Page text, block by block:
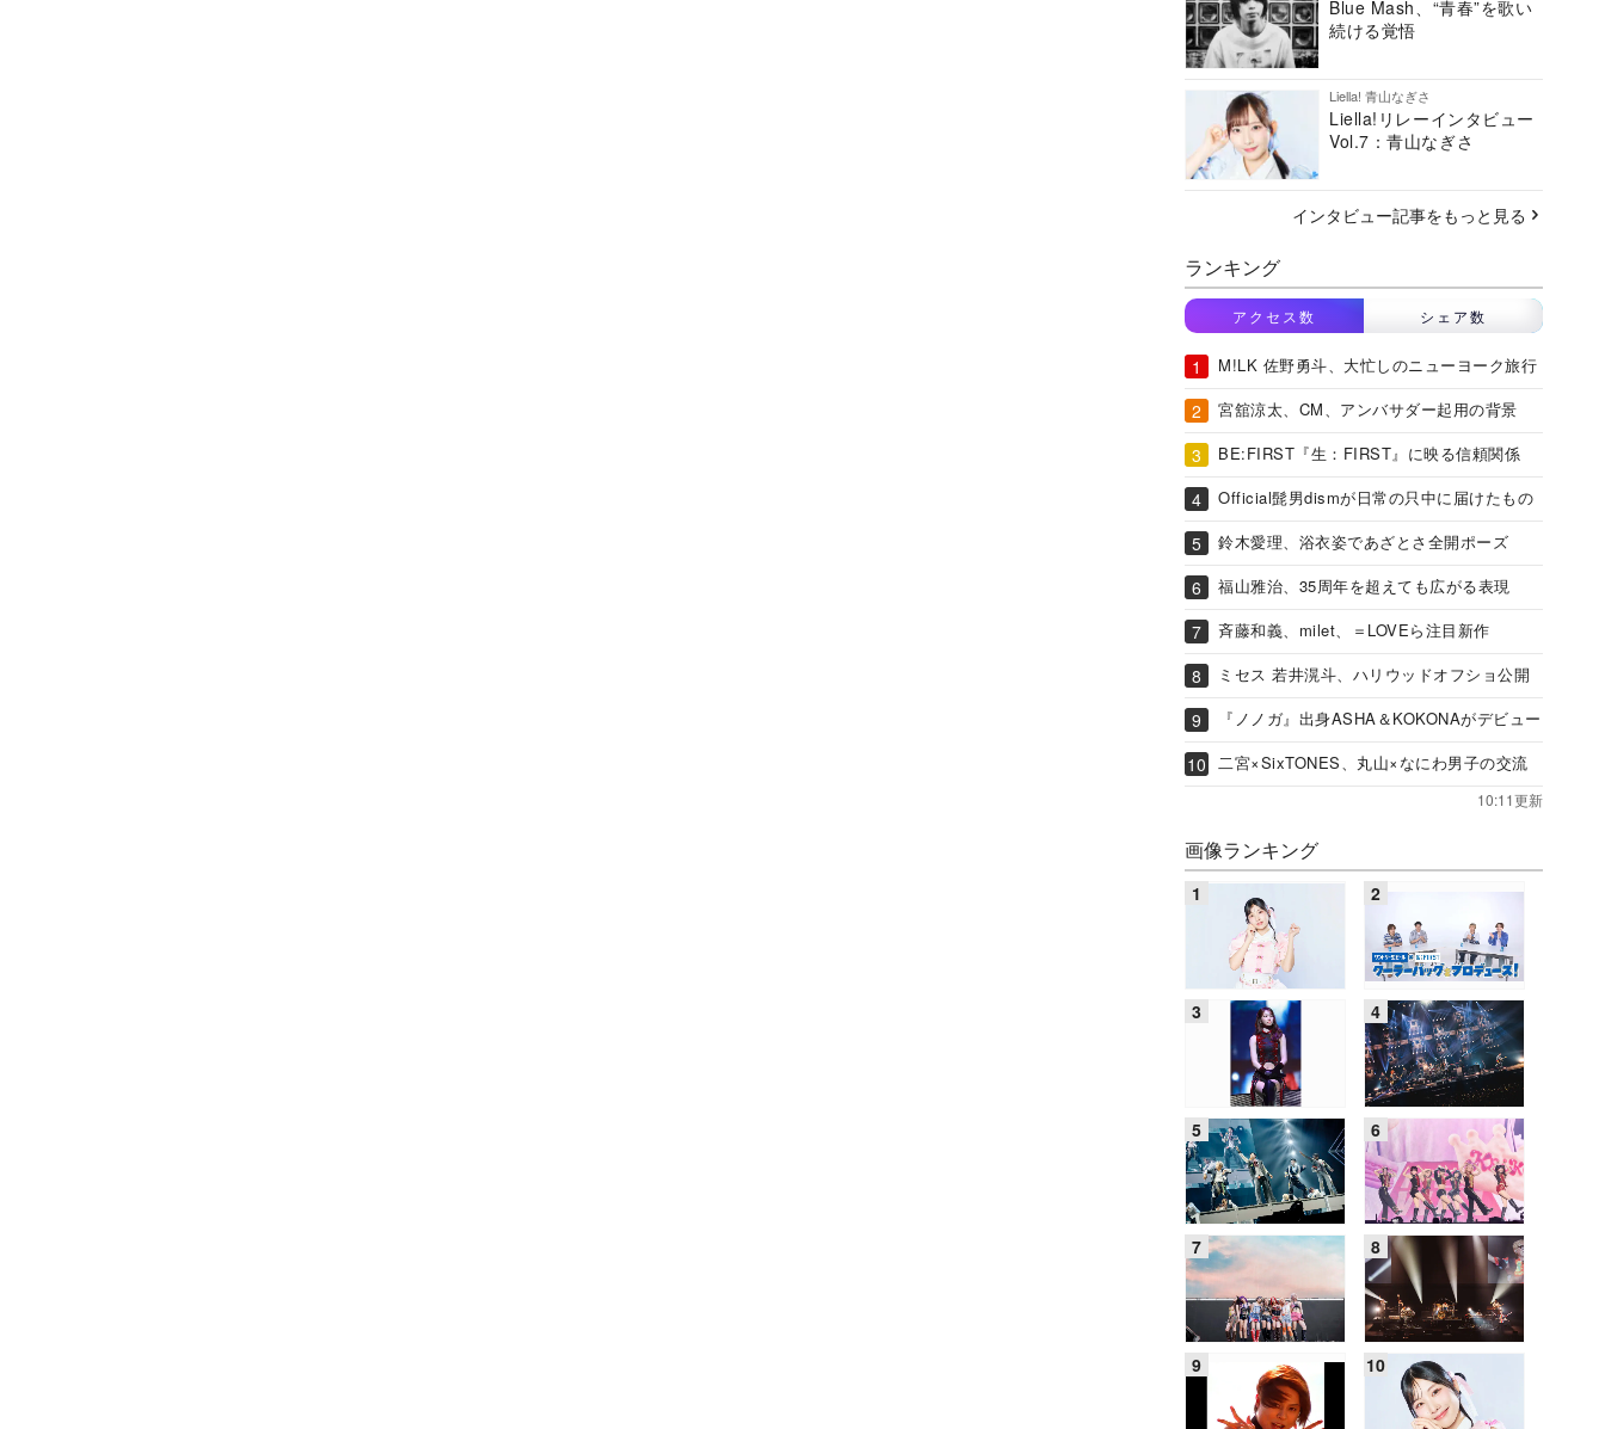
Blue Mash、“青春”を歌い
続ける覚悟
Liella! 青山なぎさ
Liella!リレーインタビュー
Vol.7：青山なぎさ
インタビュー記事をもっと見る
ランキング
アクセス数 シェア数
M!LK 佐野勇斗、大忙しのニューヨーク旅行
宮舘涼太、CM、アンバサダー起用の背景
BE:FIRST『生：FIRST』に映る信頼関係
Official髭男dismが日常の只中に届けたもの
鈴木愛理、浴衣姿であざとさ全開ポーズ
福山雅治、35周年を超えても広がる表現
斉藤和義、milet、＝LOVEら注目新作
ミセス 若井滉斗、ハリウッドオフショ公開
『ノノガ』出身ASHA＆KOKONAがデビュー
二宮×SixTONES、丸山×なにわ男子の交流
10:11更新
画像ランキング